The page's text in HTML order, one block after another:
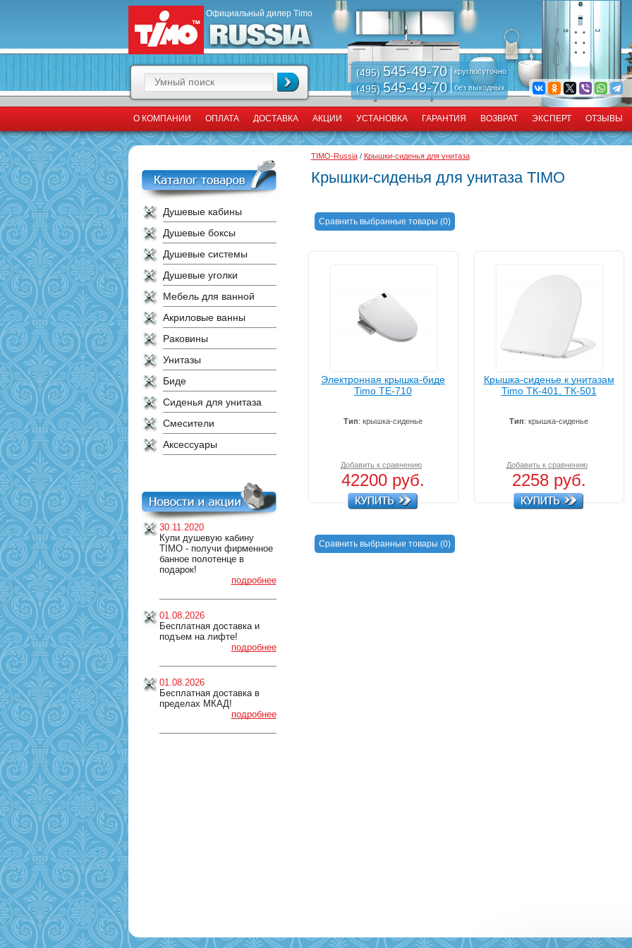
Официальный дилер Timo
(495) 545-49-70
(495)545-49-70
круглосуточно
без выходных
О КОМПАНИИ ОПЛАТА ДОСТАВКА АКЦИИ УСТАНОВКА ГАРАНТИЯ ВОЗВРАТ ЭКСПЕРТ ОТЗЫВЫ
Душевые кабины
Душевые боксы
Душевые системы
Душевые уголки
Мебель для ванной
Акриловые ванны
Раковины
Унитазы
Биде
Сиденья для унитаза
Смесители
Аксессуары
30.11.2020
Купи душевую кабину
TIMO - получи фирменное
банное полотенце в
подарок!
подробнее
01.08.2026
Бесплатная доставка и
подъем на лифте!
подробнее
01.08.2026
Бесплатная доставка в
пределах МКАД!
подробнее
TIMO-Russia/ Крышки-сиденья для унитаза
Крышки-сиденья для унитаза TIMO
Сравнить выбранные товары (0)
Электронная крышка-биде
Timo ТЕ-710
Тип: крышка-сиденье
Добавить к сравнению Обновляю список
42200 руб.
Крышка-сиденье к унитазам
Timo ТК-401, ТК-501
Тип: крышка-сиденье
Добавить к сравнению
2258 руб.
Сравнить выбранные товары (0)